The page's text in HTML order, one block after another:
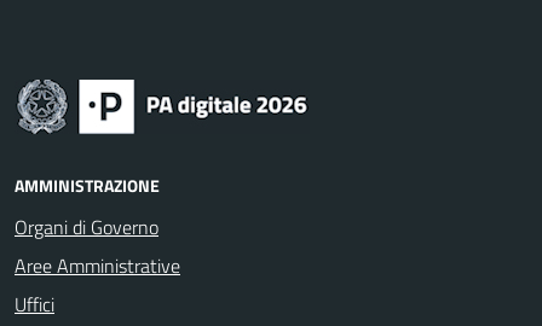
AMMINISTRAZIONE
Organi di Governo
Aree Amministrative
Uffici